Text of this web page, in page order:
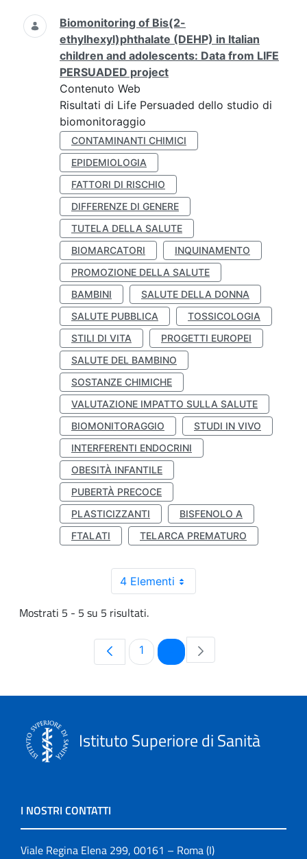
Biomonitoring of Bis(2-
ethylhexyl)phthalate (DEHP) in Italian
children and adolescents: Data from LIFE
PERSUADED project
Contenuto Web
Risultati di Life Persuaded dello studio di
biomonitoraggio
CONTAMINANTI CHIMICI
EPIDEMIOLOGIA
FATTORI DI RISCHIO
DIFFERENZE DI GENERE
TUTELA DELLA SALUTE
BIOMARCATORI
INQUINAMENTO
PROMOZIONE DELLA SALUTE
BAMBINI
SALUTE DELLA DONNA
SALUTE PUBBLICA
TOSSICOLOGIA
STILI DI VITA
PROGETTI EUROPEI
SALUTE DEL BAMBINO
SOSTANZE CHIMICHE
VALUTAZIONE IMPATTO SULLA SALUTE
BIOMONITORAGGIO
STUDI IN VIVO
INTERFERENTI ENDOCRINI
OBESITÀ INFANTILE
PUBERTÀ PRECOCE
PLASTICIZZANTI
BISFENOLO A
FTALATI
TELARCA PREMATURO
4 Elementi
Mostrati 5 - 5 su 5 risultati.
Pagina
1 Pagina
Istituto Superiore di Sanità
I NOSTRI CONTATTI
Viale Regina Elena 299, 00161 – Roma (I)